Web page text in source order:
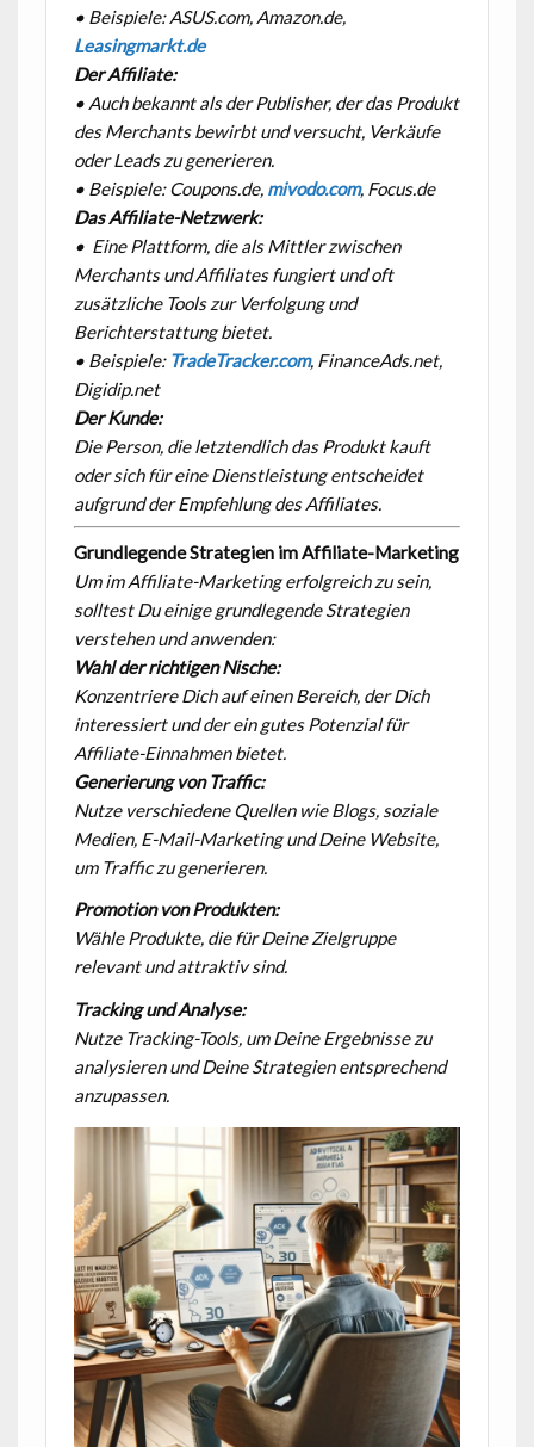
• Beispiele: ASUS.com, Amazon.de,
Leasingmarkt.de
Der Affiliate:
• Auch bekannt als der Publisher, der das Produkt
des Merchants bewirbt und versucht, Verkäufe
oder Leads zu generieren.
• Beispiele: Coupons.de, mivodo.com, Focus.de
Das Affiliate-Netzwerk:
• Eine Plattform, die als Mittler zwischen
Merchants und Affiliates fungiert und oft
zusätzliche Tools zur Verfolgung und
Berichterstattung bietet.
• Beispiele: TradeTracker.com, FinanceAds.net,
Digidip.net
Der Kunde:
Die Person, die letztendlich das Produkt kauft
oder sich für eine Dienstleistung entscheidet
aufgrund der Empfehlung des Affiliates.
Grundlegende Strategien im Affiliate-Marketing
Um im Affiliate-Marketing erfolgreich zu sein,
solltest Du einige grundlegende Strategien
verstehen und anwenden:
Wahl der richtigen Nische:
Konzentriere Dich auf einen Bereich, der Dich
interessiert und der ein gutes Potenzial für
Affiliate-Einnahmen bietet.
Generierung von Traffic:
Nutze verschiedene Quellen wie Blogs, soziale
Medien, E-Mail-Marketing und Deine Website,
um Traffic zu generieren.
Promotion von Produkten:
Wähle Produkte, die für Deine Zielgruppe
relevant und attraktiv sind.
Tracking und Analyse:
Nutze Tracking-Tools, um Deine Ergebnisse zu
analysieren und Deine Strategien entsprechend
anzupassen.